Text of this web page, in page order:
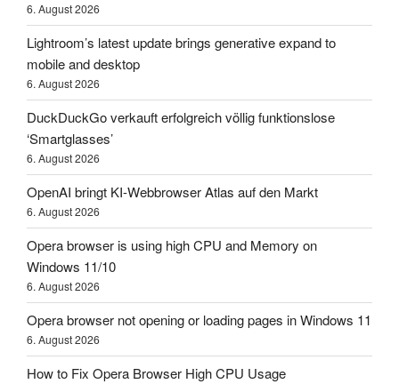
6. August 2026
Lightroom’s latest update brings generative expand to
mobile and desktop
6. August 2026
DuckDuckGo verkauft erfolgreich völlig funktionslose
‘Smartglasses’
6. August 2026
OpenAI bringt KI-Webbrowser Atlas auf den Markt
6. August 2026
Opera browser is using high CPU and Memory on
Windows 11/10
6. August 2026
Opera browser not opening or loading pages in Windows 11
6. August 2026
How to Fix Opera Browser High CPU Usage